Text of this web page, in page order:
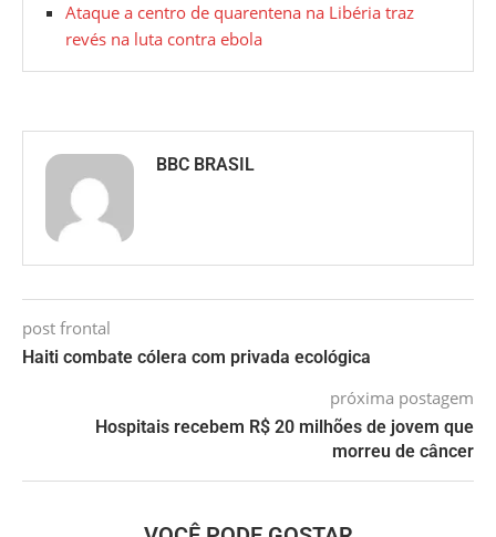
Ataque a centro de quarentena na Libéria traz
revés na luta contra ebola
BBC BRASIL
post frontal
Haiti combate cólera com privada ecológica
próxima postagem
Hospitais recebem R$ 20 milhões de jovem que
morreu de câncer